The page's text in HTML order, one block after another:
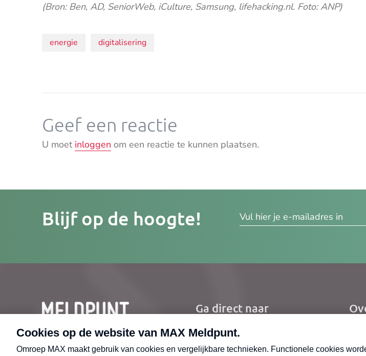
(Bron: Ben, AD, SeniorWeb, iCulture, Samsung, lifehacking.nl. Foto: ANP)
Onderwerpen:
energie digitalisering
Geef een reactie
U moet inloggen om een reactie te kunnen plaatsen.
Blijf op de hoogte!
Ga direct naar
Home